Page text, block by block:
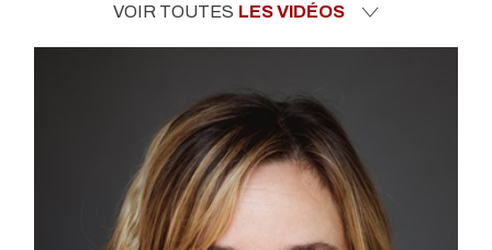
VOIR TOUTES LES VIDÉOS